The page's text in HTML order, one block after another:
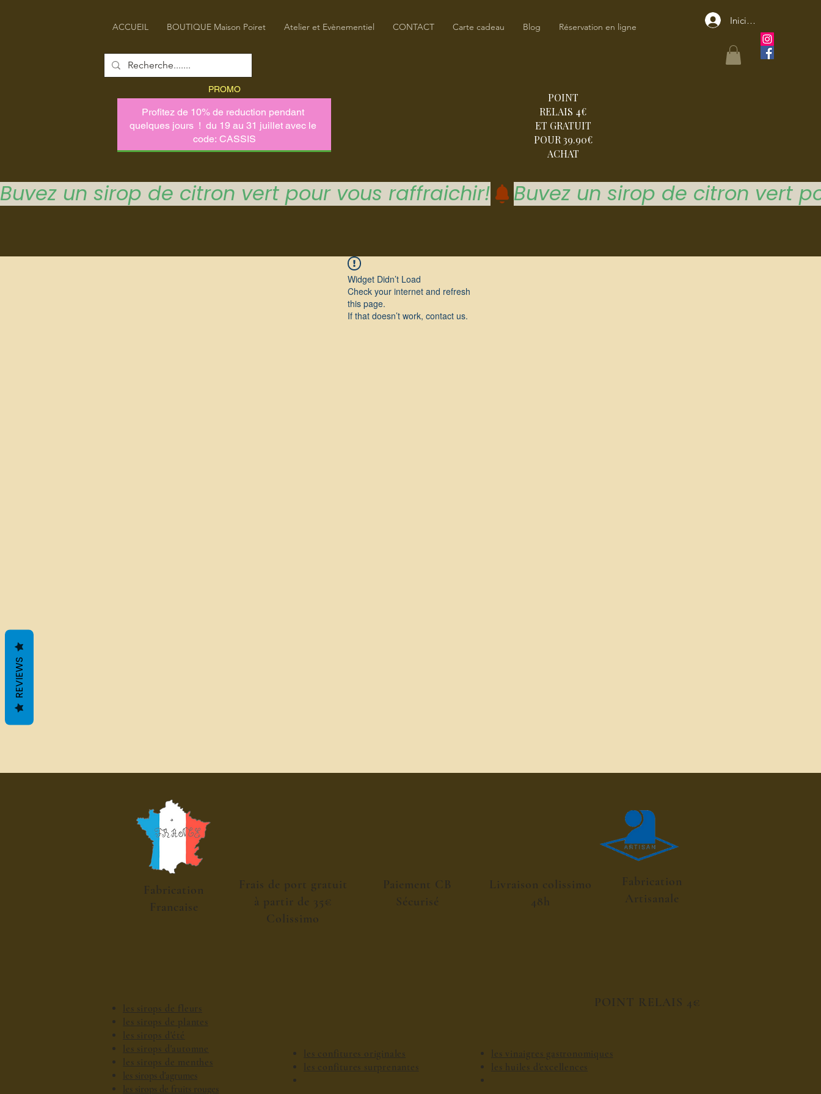
Iniciar sesión
ACCUEIL BOUTIQUE Maison Poiret Atelier et Evènementiel CONTACT Carte cadeau Blog Réservation en ligne
POINT
RELAIS 4€
ET GRATUIT
POUR 39.90€
ACHAT
PROMO
Buvez un sirop de citron vert pour vous raffraichir!
Widget Didn’t Load
Check your internet and refresh
this page.
If that doesn’t work, contact us.
Fabrication
Francaise
Frais de port gratuit
à partir de 35€
Colissimo
Paiement CB
Sécurisé
Livraison colissimo
48h
Fabrication
Artisanale
les sirops de fleurs
les sirops de plantes
les sirops d'été
les sirops d'automne
les sirops de menthes
les sirops d'agrumes
les sirops de fruits rouges
les confitures originales
les confitures surprenantes
POINT RELAIS 4€
les vinaigres gastronomiques
les huiles d'excellences
REVIEWS